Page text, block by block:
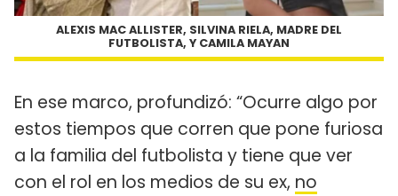
ALEXIS MAC ALLISTER, SILVINA RIELA, MADRE DEL
FUTBOLISTA, Y CAMILA MAYAN
En ese marco, profundizó: “Ocurre algo por
estos tiempos que corren que pone furiosa
a la familia del futbolista y tiene que ver
con el rol en los medios de su ex, no